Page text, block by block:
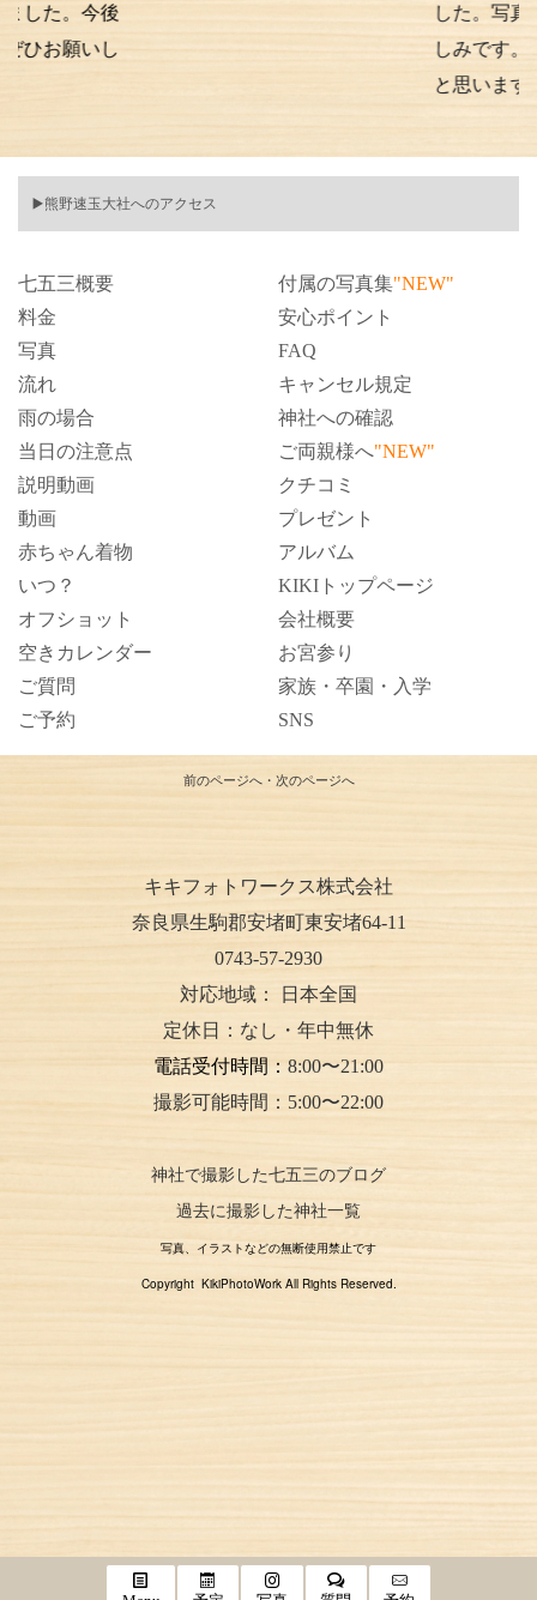
後
し
した。写真の仕上
しみです。また次
と思います。
▶️熊野速玉大社へのアクセス
七五三概要
料金
写真
流れ
雨の場合
当日の注意点
説明動画
動画
赤ちゃん着物
いつ？
オフショット
空きカレンダー
ご質問
ご予約
付属の写真集"NEW"
安心ポイント
FAQ
キャンセル規定
神社への確認
ご両親様へ"NEW"
クチコミ
プレゼント
アルバム
KIKIトップページ
会社概要
お宮参り
家族・卒園・入学
SNS
前のページへ・ 次のページへ
キキフォトワークス株式会社
奈良県生駒郡安堵町東安堵64-11
0743-57-2930
対応地域：
日本全国
定休日：なし・年中無休
電話受付時間： 8:00〜21:00
撮影可能時間：5:00〜22:00
神社で撮影した七五三のブログ
過去に撮影した神社一覧
写真、イラストなどの無断使用禁止です
Copyright KikiPhotoWork All Rights Reserved.